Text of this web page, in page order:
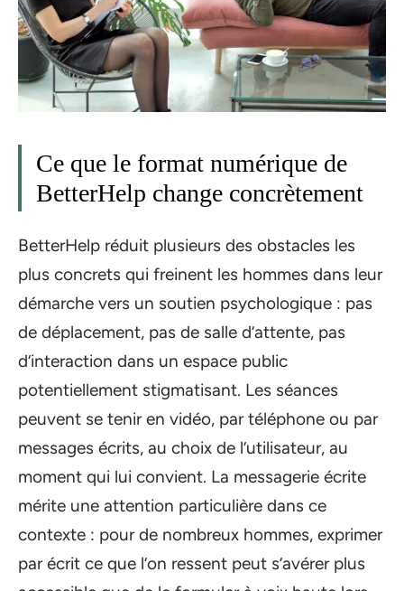
Ce que le format numérique de
BetterHelp change concrètement
BetterHelp réduit plusieurs des obstacles les
plus concrets qui freinent les hommes dans leur
démarche vers un soutien psychologique : pas
de déplacement, pas de salle d’attente, pas
d’interaction dans un espace public
potentiellement stigmatisant. Les séances
peuvent se tenir en vidéo, par téléphone ou par
messages écrits, au choix de l’utilisateur, au
moment qui lui convient. La messagerie écrite
mérite une attention particulière dans ce
contexte : pour de nombreux hommes, exprimer
par écrit ce que l’on ressent peut s’avérer plus